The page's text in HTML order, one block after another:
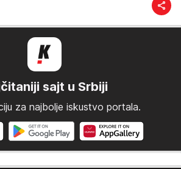
sajt u Srbiji
za najbolje iskustvo portala.